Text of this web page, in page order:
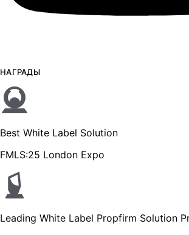
НАГРАДЫ
Best White Label Solution
FMLS:25 London Expo
Leading White Label Propfirm Solution